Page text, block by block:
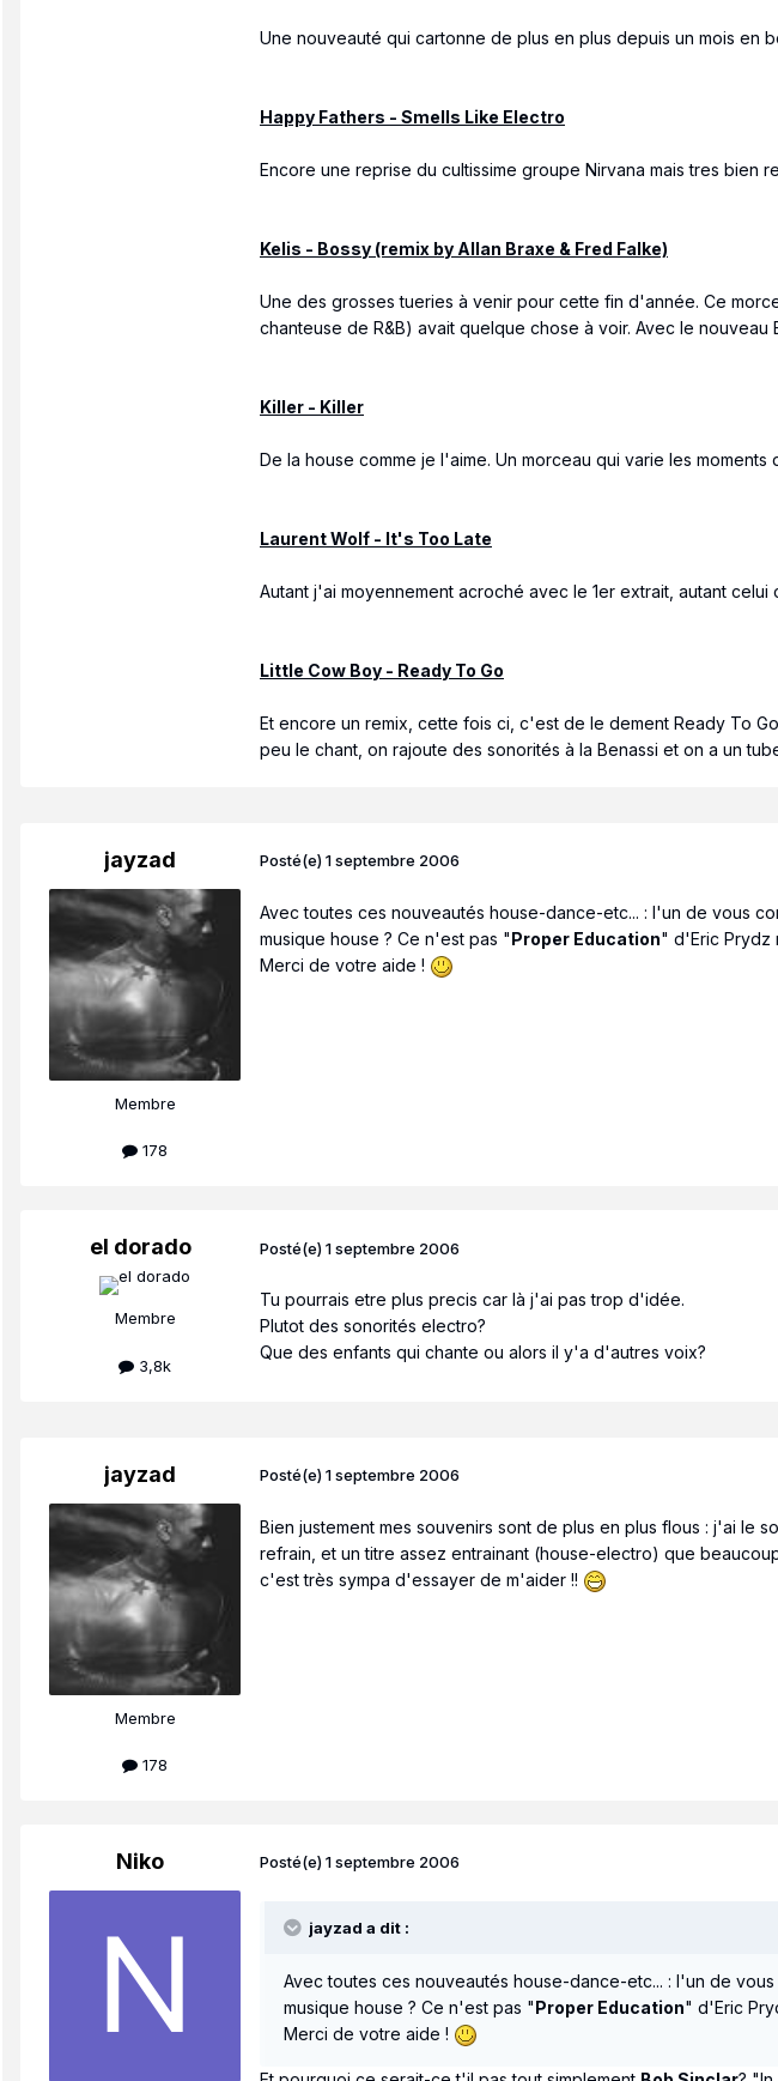
Une nouveauté qui cartonne de plus en plus depuis un mois en
Happy Fathers - Smells Like Electro
Encore une reprise du cultissime groupe Nirvana mais tres bien
Kelis - Bossy (remix by Allan Braxe & Fred Falke)
Une des grosses tueries à venir pour cette fin d'année. Ce
chanteuse de R&B) avait quelque chose à voir. Avec le
Killer - Killer
De la house comme je l'aime. Un morceau qui varie les
Laurent Wolf - It's Too Late
Autant j'ai moyennement acroché avec le 1er extrait, autant
Little Cow Boy - Ready To Go
Et encore un remix, cette fois ci, c'est de le dement Ready To
peu le chant, on rajoute des sonorités à la Benassi et on a un
jayzad
Membre
178
Posté(e)1 septembre 2006
Avec toutes ces nouveautés house-dance-etc... : l'un de vous
musique house ? Ce n'est pas "Proper Education" d'Eric Prydz
Merci de votre aide !
el dorado
Membre
3,8k
Posté(e)1 septembre 2006
Tu pourrais etre plus precis car là j'ai pas trop d'idée.
Plutot des sonorités electro?
Que des enfants qui chante ou alors il y'a d'autres voix?
jayzad
Membre
178
Posté(e)1 septembre 2006
Bien justement mes souvenirs sont de plus en plus flous : j'ai
refrain, et un titre assez entrainant (house-electro) que
c'est très sympa d'essayer de m'aider !!
Niko Posté(e)1 septembre 2006
jayzad a dit :
Avec toutes ces nouveautés house-dance-etc... : l'un de
musique house ? Ce n'est pas "Proper Education" d'Eric
Merci de votre aide !